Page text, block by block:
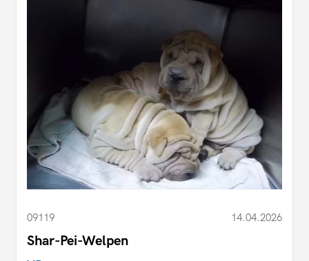
09119 14.04.2026
Shar-Pei-Welpen